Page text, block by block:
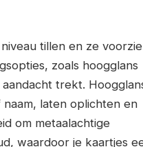
tillen en ze
zoals hoogglans
trekt.
laten oplichten en
om metaalachtige
waardoor je kaartjes